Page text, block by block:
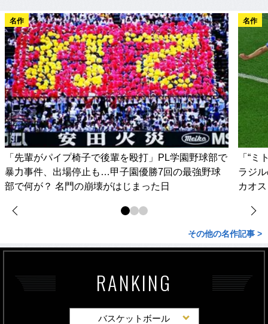
名作
「先輩がパイプ椅子で後輩を殴打」PL学園野球部で
暴力事件、出場停止も…甲子園優勝7回の最強野球
部で何が？ 名門の崩壊がはじまった日
名作
「“
ラジ
カオ
その他の名作記事 >
RANKING
バスケットボール